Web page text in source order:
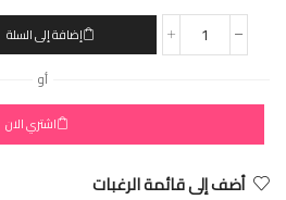
إضافة إلى السلة
أو
اشتري الان
أضف إلى قائمة الرغبات